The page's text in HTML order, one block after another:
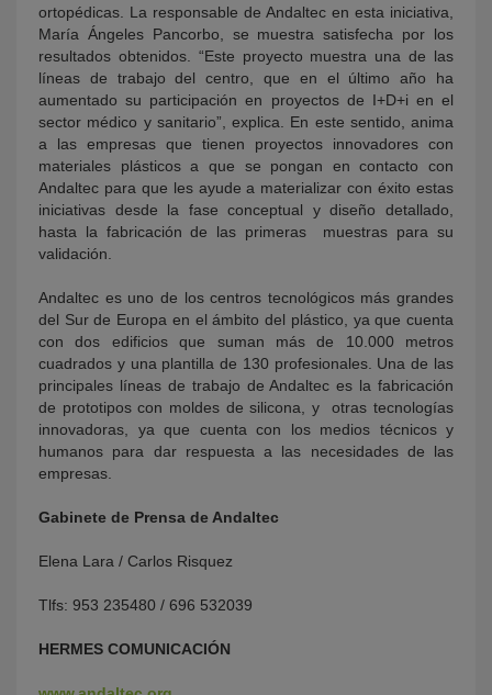
ortopédicas. La responsable de Andaltec en esta iniciativa,
María Ángeles Pancorbo, se muestra satisfecha por los
resultados obtenidos. “Este proyecto muestra una de las
líneas de trabajo del centro, que en el último año ha
aumentado su participación en proyectos de I+D+i en el
sector médico y sanitario”, explica. En este sentido, anima
a las empresas que tienen proyectos innovadores con
materiales plásticos a que se pongan en contacto con
Andaltec para que les ayude a materializar con éxito estas
iniciativas desde la fase conceptual y diseño detallado,
hasta la fabricación de las primeras muestras para su
validación.
Andaltec es uno de los centros tecnológicos más grandes
del Sur de Europa en el ámbito del plástico, ya que cuenta
con dos edificios que suman más de 10.000 metros
cuadrados y una plantilla de 130 profesionales. Una de las
principales líneas de trabajo de Andaltec es la fabricación
de prototipos con moldes de silicona, y otras tecnologías
innovadoras, ya que cuenta con los medios técnicos y
humanos para dar respuesta a las necesidades de las
empresas.
Gabinete de Prensa de Andaltec
Elena Lara / Carlos Risquez
Tlfs: 953 235480 / 696 532039
HERMES COMUNICACIÓN